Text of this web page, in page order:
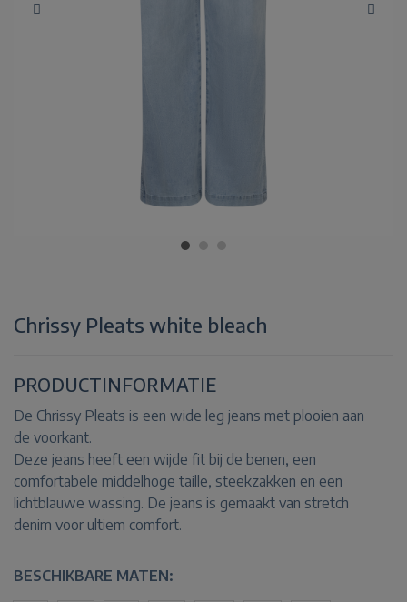
Chrissy Pleats white bleach
PRODUCTINFORMATIE
De Chrissy Pleats is een wide leg jeans met plooien aan
de voorkant.
Deze jeans heeft een wijde fit bij de benen, een
comfortabele middelhoge taille, steekzakken en een
lichtblauwe wassing. De jeans is gemaakt van stretch
denim voor ultiem comfort.
BESCHIKBARE MATEN: